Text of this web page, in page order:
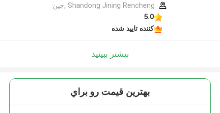
5.0
کننده تایید شده
بیشتر ببینید
بهترين قيمت رو براي